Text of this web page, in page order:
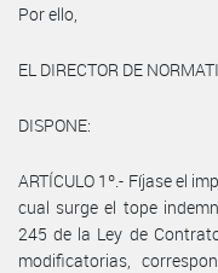
Por ello,
EL DIRECTOR DE
DISPONE:
ARTÍCULO 1º.- Fíjase el
cual surge el tope
245 de la Ley de
modificatorias,